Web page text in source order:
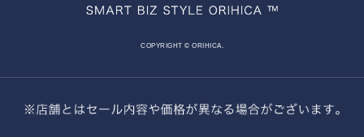
COPYRIGHT © ORIHICA.